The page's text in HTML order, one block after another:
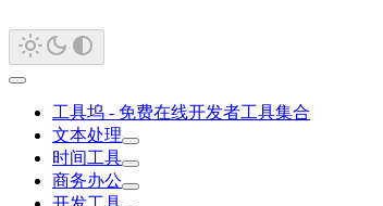
工具坞 - 免费在线开发者工具集合
文本处理
时间工具
商务办公